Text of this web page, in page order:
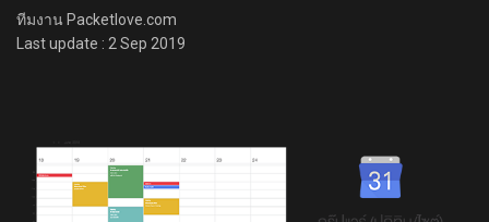
ทีมงาน Packetlove.com
Last update : 2 Sep 2019